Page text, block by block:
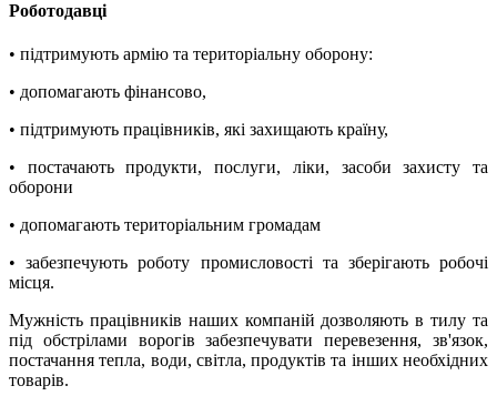
Роботодавці
• підтримують армію та територіальну оборону:
• допомагають фінансово,
• підтримують працівників, які захищають країну,
• постачають продукти, послуги, ліки, засоби захисту та
оборони
• допомагають територіальним громадам
• забезпечують роботу промисловості та зберігають робочі
місця.
Мужність працівників наших компаній дозволяють в тилу та
під обстрілами ворогів забезпечувати перевезення, зв'язок,
постачання тепла, води, світла, продуктів та інших необхідних
товарів.